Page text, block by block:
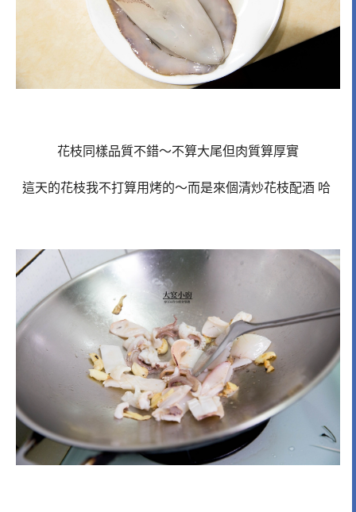
花枝同樣品質不錯～不算大尾但肉質算厚實
這天的花枝我不打算用烤的～而是來個清炒花枝配酒 哈